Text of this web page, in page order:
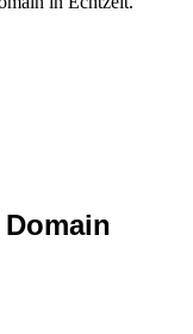
Domain